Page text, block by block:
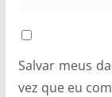
Salvar meus
vez que eu